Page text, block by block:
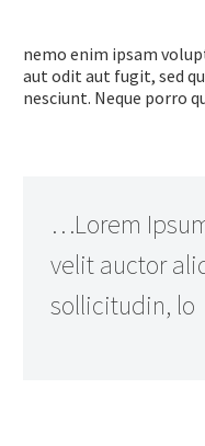
nemo enim ipsam
aut odit aut fugit, sed
nesciunt. Neque porro
…Lorem
velit auctor
sollicitudin, lo